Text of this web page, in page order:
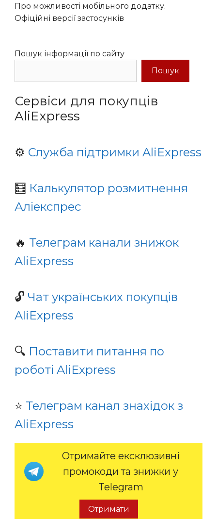
Про можливості мобільного додатку.
Офіційні версії застосунків
Пошук інформації по сайту
Пошук
Сервіси для покупців
AliExpress
⚙️ Служба підтримки AliExpress
🧮 Калькулятор розмитнення
Аліекспрес
🔥 Телеграм канали знижок
AliExpress
🔓 Чат українських покупців
AliExpress
🔍 Поставити питання по
роботі AliExpress
⭐️ Телеграм канал знахідок з
AliExpress
Отримайте ексклюзивні
промокоди та знижки у
Telegram
Отримати